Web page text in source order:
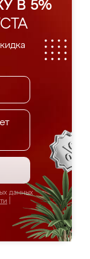
В 5%
данных